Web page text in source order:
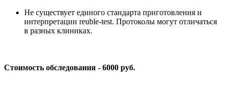
Не существует единого стандарта приготовления и
интерпретации reuble-test. Протоколы могут отличаться
в разных клиниках.
Стоимость обследования - 6000 руб.